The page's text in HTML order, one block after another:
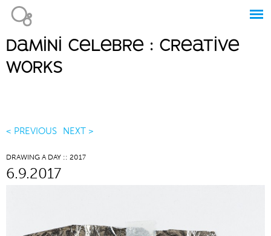
Main
menu
damini celebre : creative
works
< PREVIOUS NEXT >
DRAWING A DAY :: 2017
6.9.2017